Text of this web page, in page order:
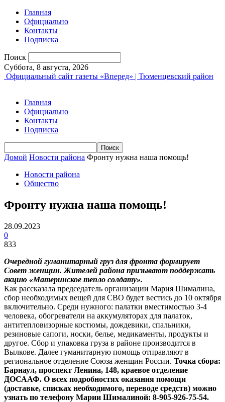
Главная
Официально
Контакты
Подписка
Поиск
Суббота, 8 августа, 2026
Официальный сайт газеты «Вперед» | Тюменцевский район
Главная
Официально
Контакты
Подписка
Домой Новости района Фронту нужна наша помощь!
Новости района
Общество
Фронту нужна наша помощь!
28.09.2023
0
833
Очередной гуманитарный груз для фронта формирует
Совет женщин. Жителей района призывают поддержать
акцию «Материнское тепло солдату».
Как рассказала председатель организации Мария Шималина,
сбор необходимых вещей для СВО будет вестись до 10 октября
включительно. Среди нужного: палатки вместимостью 3-4
человека, обогреватели на аккумуляторах для палаток,
антитепловизорные костюмы, дождевики, спальники,
резиновые сапоги, носки, белье, медикаменты, продукты и
другое. Сбор и упаковка груза в районе производится в
Вылкове. Далее гуманитарную помощь отправляют в
региональное отделение Союза женщин России. Точка сбора:
Барнаул, проспект Ленина, 148, краевое отделение
ДОСААФ. О всех подробностях оказания помощи
(доставке, списках необходимого, переводе средств) можно
узнать по телефону Марии Шималиной: 8-905-926-75-54.